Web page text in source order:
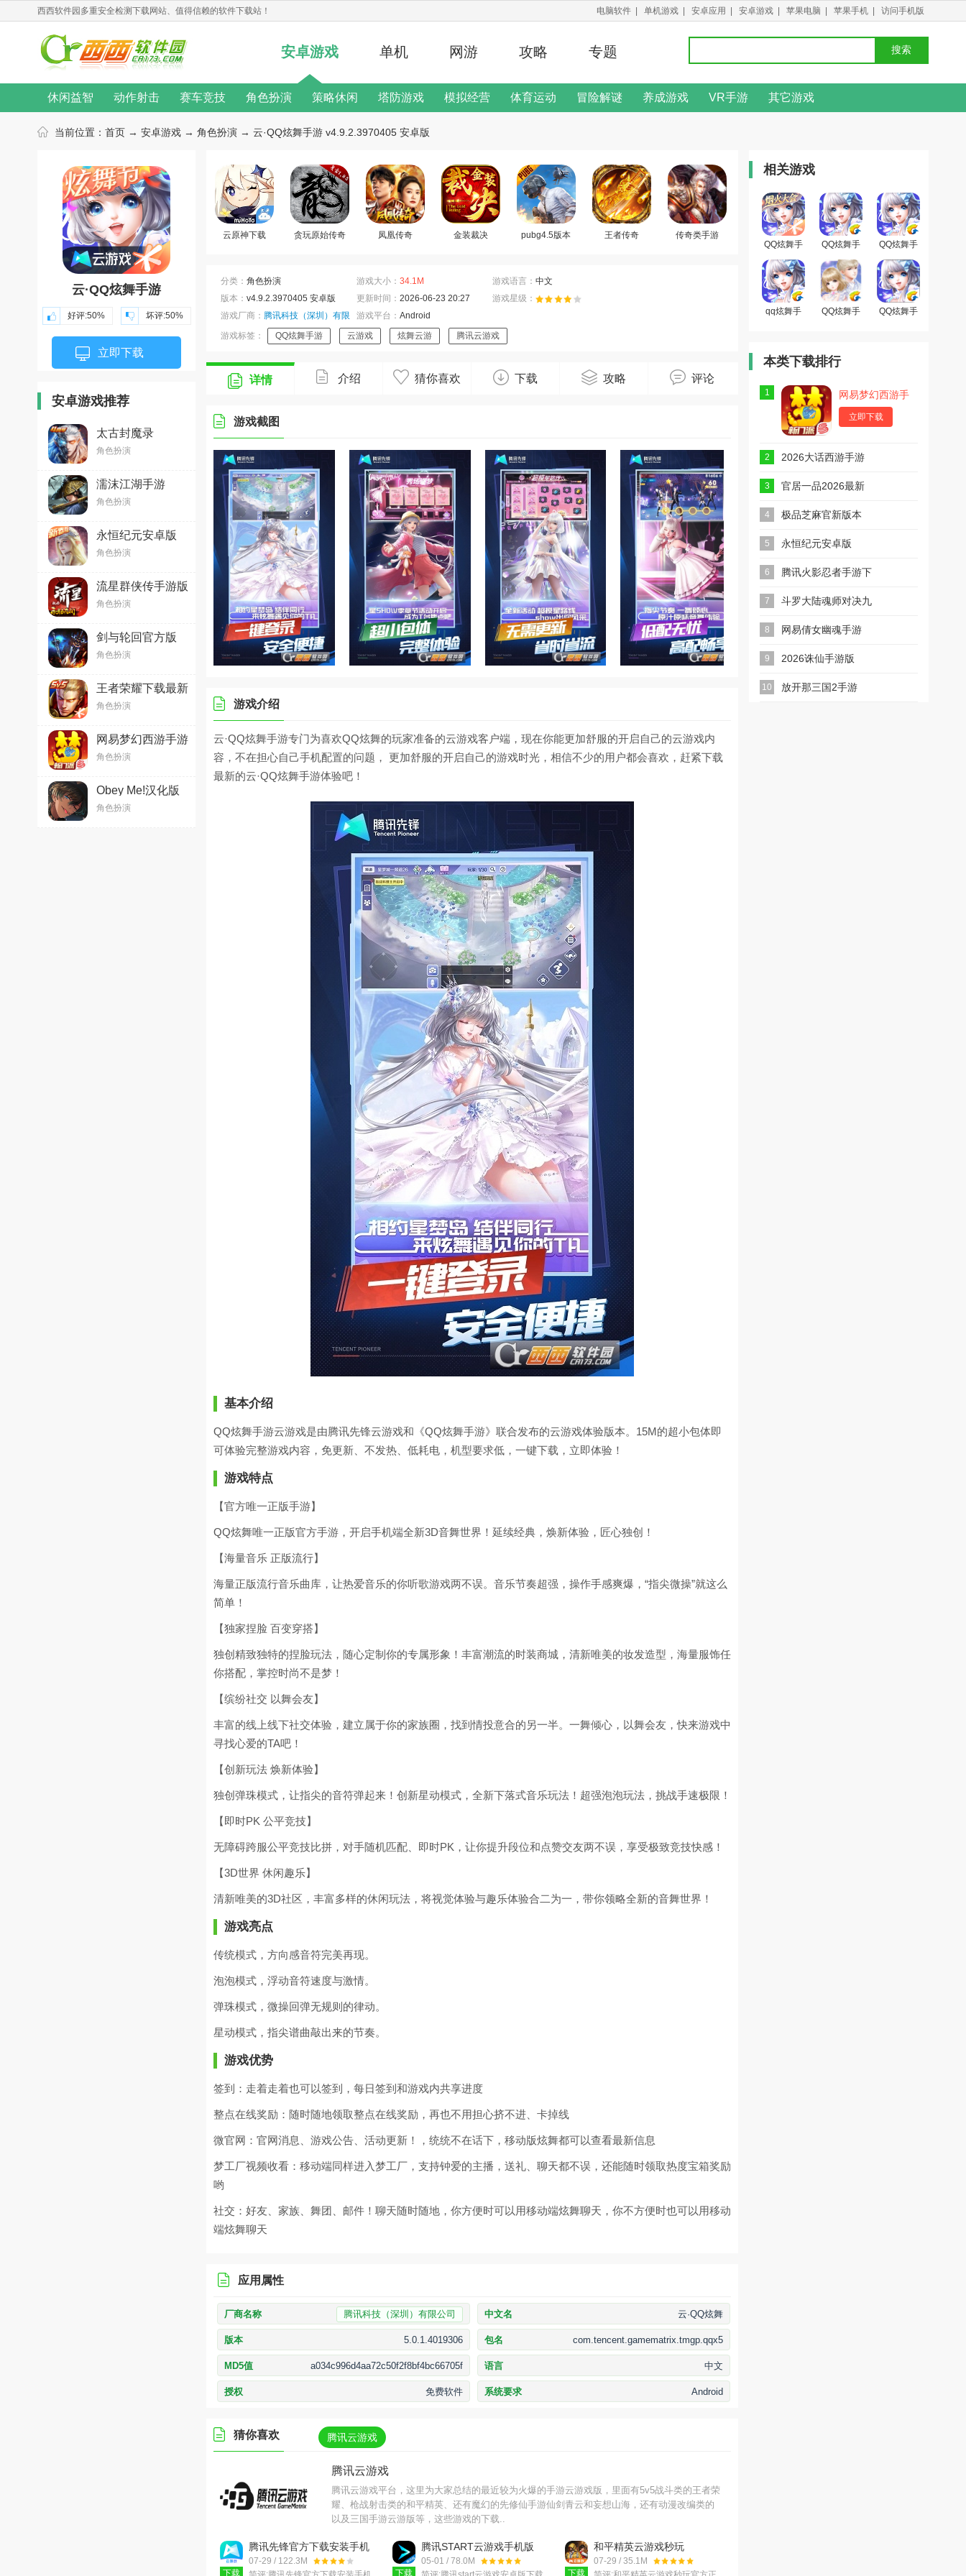
西西软件园 多重安全检测下载网站、值得信赖的软件下载站！ 电脑软件 单机游戏 安卓应用 安卓游戏 苹果电脑 苹果手机 访问手机版
安卓游戏 单机 网游 攻略 专题 搜索
休闲益智 动作射击 赛车竞技 角色扮演 策略休闲 塔防游戏 模拟经营 体育运动 冒险解谜 养成游戏 VR手游 其它游戏
无限金币 桌游游戏 单机游戏 汉化游戏 修改器
游戏新闻 游戏攻略 游戏心得 修改教程 游戏说明
游戏合集 游戏主题 游戏厂商
当前位置： 首页 → 安卓游戏 → 角色扮演 → 云·QQ炫舞手游 v4.9.2.3970405 安卓版
云·QQ炫舞手游
好评:50% 坏评:50%
立即下载
安卓游戏推荐
太古封魔录
v5.64.2 安卓版
角色扮演
濡沫江湖手游
v1.3.1 安卓版
角色扮演
永恒纪元安卓版
v3.83.2最新版
角色扮演
流星群侠传手游版
v1.0.502213安卓
版
角色扮演
剑与轮回官方版
v3.8.5安卓版
角色扮演
王者荣耀下载最新
版本
2026v11.4.1.1官
角色扮演
网易梦幻西游手游
v1.571.0官方最新
版
角色扮演
Obey Me!汉化版
安卓下载
2026v9.0.11手机
角色扮演
云原神下载 贪玩原始传奇 凤凰传奇 金装裁决 pubg4.5版本 王者传奇 传奇类手游
分类： 角色扮演 游戏大小： 34.1M 游戏语言： 中文
版本： v4.9.2.3970405 安卓版 更新时间： 2026-06-23 20:27
游戏星级：
游戏厂商： 腾讯科技（深圳）有限
公司
游戏平台： Android
游戏标签：
QQ炫舞手游 云游戏 炫舞云游 腾讯云游戏
详情 介绍 猜你喜欢 下载 攻略 评论
游戏截图
游戏介绍
云·QQ炫舞手游专门为喜欢QQ炫舞的玩家准备的云游戏客户端，现在你能更加舒服的开启自己的云游戏内
容，不在担心自己手机配置的问题， 更加舒服的开启自己的游戏时光，相信不少的用户都会喜欢，赶紧下载
最新的云·QQ炫舞手游体验吧！
基本介绍
QQ炫舞手游云游戏是由腾讯先锋云游戏和《QQ炫舞手游》联合发布的云游戏体验版本。15M的超小包体即
可体验完整游戏内容，免更新、不发热、低耗电，机型要求低，一键下载，立即体验！
游戏特点
【官方唯一正版手游】
QQ炫舞唯一正版官方手游，开启手机端全新3D音舞世界！延续经典，焕新体验，匠心独创！
【海量音乐 正版流行】
海量正版流行音乐曲库，让热爱音乐的你听歌游戏两不误。音乐节奏超强，操作手感爽爆，“指尖微操”就这么
简单！
【独家捏脸 百变穿搭】
独创精致独特的捏脸玩法，随心定制你的专属形象！丰富潮流的时装商城，清新唯美的妆发造型，海量服饰任
你搭配，掌控时尚不是梦！
【缤纷社交 以舞会友】
丰富的线上线下社交体验，建立属于你的家族圈，找到情投意合的另一半。一舞倾心，以舞会友，快来游戏中
寻找心爱的TA吧！
【创新玩法 焕新体验】
独创弹珠模式，让指尖的音符弹起来！创新星动模式，全新下落式音乐玩法！超强泡泡玩法，挑战手速极限！
【即时PK 公平竞技】
无障碍跨服公平竞技比拼，对手随机匹配、即时PK，让你提升段位和点赞交友两不误，享受极致竞技快感！
【3D世界 休闲趣乐】
清新唯美的3D社区，丰富多样的休闲玩法，将视觉体验与趣乐体验合二为一，带你领略全新的音舞世界！
游戏亮点
传统模式，方向感音符完美再现。
泡泡模式，浮动音符速度与激情。
弹珠模式，微操回弹无规则的律动。
星动模式，指尖谱曲敲出来的节奏。
游戏优势
签到：走着走着也可以签到，每日签到和游戏内共享进度
整点在线奖励：随时随地领取整点在线奖励，再也不用担心挤不进、卡掉线
微官网：官网消息、游戏公告、活动更新！，统统不在话下，移动版炫舞都可以查看最新信息
梦工厂视频收看：移动端同样进入梦工厂，支持钟爱的主播，送礼、聊天都不误，还能随时领取热度宝箱奖励
哟
社交：好友、家族、舞团、邮件！聊天随时随地，你方便时可以用移动端炫舞聊天，你不方便时也可以用移动
端炫舞聊天
应用属性
厂商名称 腾讯科技（深圳）有限公司 中文名 云·QQ炫舞
版本 5.0.1.4019306 包名 com.tencent.gamematrix.tmgp.qqx5
MD5值 a034c996d4aa72c50f2f8bf4bc66705f 语言 中文
授权 免费软件 系统要求 Android
猜你喜欢 腾讯云游戏
腾讯云游戏
腾讯云游戏平台，这里为大家总结的最近较为火爆的手游云游戏版，里面有5v5战斗类的王者荣
耀、枪战射击类的和平精英、还有魔幻的先修仙手游仙剑青云和妄想山海，还有动漫改编类的
以及三国手游云游版等，这些游戏的下载..
下载
腾讯先锋官方下载安装手机
版最新版(原腾讯先
游)v7.7.3.6970806安卓版
07-29 / 122.3M
下载
腾讯START云游戏手机版
v0.10.200.23540官方版
05-01 / 78.0M
下载
和平精英云游戏秒玩
v5.2.4.5021301安卓最新版
07-29 / 35.1M
相关游戏
QQ炫舞手
官方最新版
本
QQ炫舞手
QQ炫舞手
qq炫舞手
QQ炫舞手
QQ炫舞手
本类下载排行
1
网易梦幻西游手
游
立即下载
2 2026大话西游手游
安卓版
3 官居一品2026最新
版
4 极品芝麻官新版本
5 永恒纪元安卓版
6 腾讯火影忍者手游下
载2026最新版
7 斗罗大陆魂师对决九
游版
8 网易倩女幽魂手游
9 2026诛仙手游版
10 放开那三国2手游